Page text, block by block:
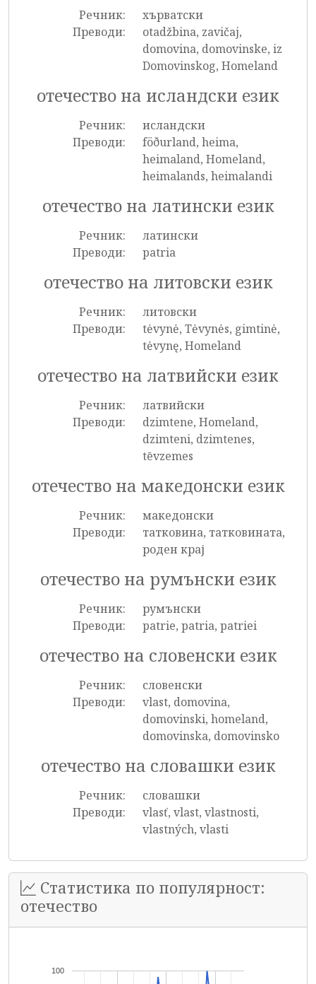
Речник:
хърватски
Преводи:
otadžbina, zavičaj,
domovina, domovinske, iz
Domovinskog, Homeland
отечество на исландски език
Речник:
исландски
Преводи:
föðurland, heima,
heimaland, Homeland,
heimalands, heimalandi
отечество на латински език
Речник:
латински
Преводи:
patria
отечество на литовски език
Речник:
литовски
Преводи:
tėvynė, Tėvynės, gimtinė,
tėvynę, Homeland
отечество на латвийски език
Речник:
латвийски
Преводи:
dzimtene, Homeland,
dzimteni, dzimtenes,
tēvzemes
отечество на македонски език
Речник:
македонски
Преводи:
татковина, татковината,
роден крај
отечество на румънски език
Речник:
румънски
Преводи:
patrie, patria, patriei
отечество на словенски език
Речник:
словенски
Преводи:
vlast, domovina,
domovinski, homeland,
domovinska, domovinsko
отечество на словашки език
Речник:
словашки
Преводи:
vlasť, vlast, vlastnosti,
vlastných, vlasti
Статистика по популярност:
отечество
100